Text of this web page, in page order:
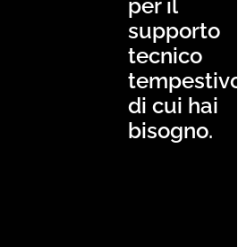
per il
supporto
tecnico
tempestivo
di cui hai
bisogno.